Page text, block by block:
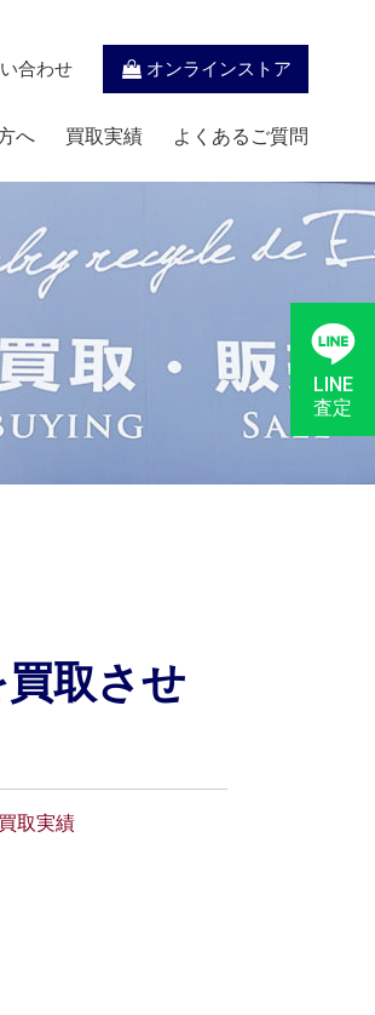
合わせ オンラインストア
へ 買取実績 よくあるご質問
LINE
査定
取させ
取実績